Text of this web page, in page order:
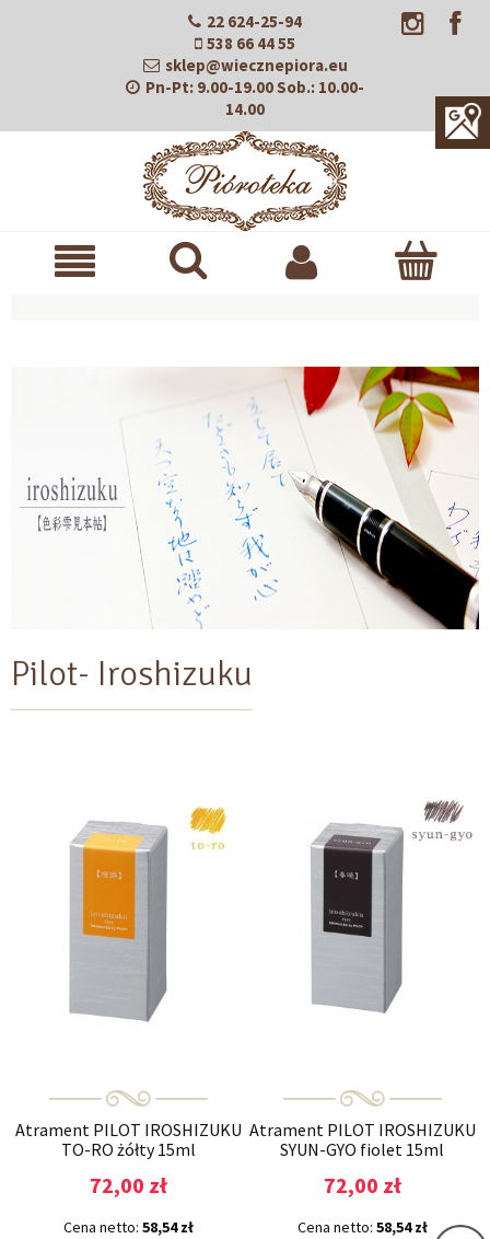
22 624-25-94
538 66 44 55
sklep@wiecznepiora.eu
Pn-Pt: 9.00-19.00Sob.: 10.00-
14.00
Pilot- Iroshizuku
Atrament PILOT IROSHIZUKU
TO-RO żółty 15ml
72,00 zł
Cena netto: 58,54 zł
Atrament PILOT IROSHIZUKU
SYUN-GYO fiolet 15ml
72,00 zł
Cena netto: 58,54 zł